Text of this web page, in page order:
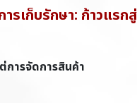
ารเก็บรักษา: ก้าวแรก
การจัดการสินค้า